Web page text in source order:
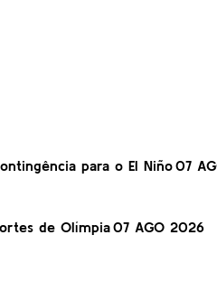
para o El Niño07
de Olímpia07 AGO 2026